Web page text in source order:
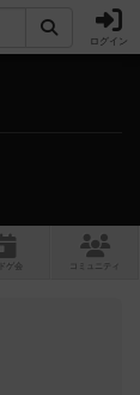
ログイン
ドゲ コミュニティ